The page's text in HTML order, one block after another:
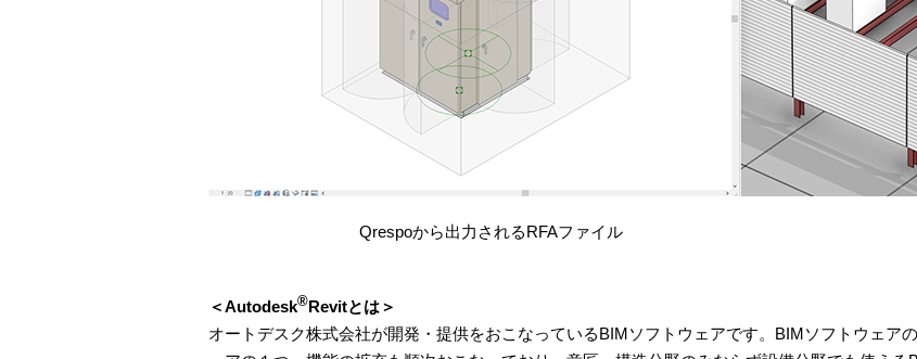
Qrespoから出力されるRFAファイ
＜Autodesk®Revitとは＞
オートデスク株式会社が開発・提供をおこなっているBIMソフトウェアです。BIMソフトウェア